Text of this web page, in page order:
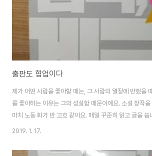
출판도 협업이다
제가 어떤 사람을 좋아할 때는, 그 사람의 열정에 반했을
를 좋아하는 이유는 그의 성실함 때문이에요. 소설 창작
마치 노동 화가 반 고흐 같아요. 매일 꾸준히 읽고 글을 씁
에 대해서도 공부를 게을리 하지 않아요. 을 읽으며 놀란
를 때 각 요소들에 얼마나 영향을 받는지 0~10점으로 표
2019. 1. 17.